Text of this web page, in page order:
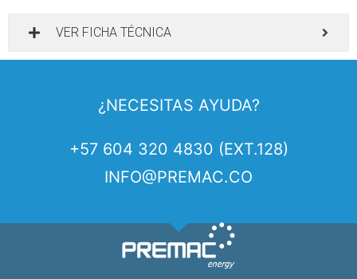
VER FICHA TÉCNICA
¿NECESITAS AYUDA?
+57 604 320 4830 (EXT.128)
INFO@PREMAC.CO